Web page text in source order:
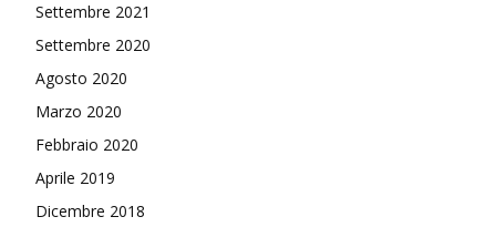
Settembre 2021
Settembre 2020
Agosto 2020
Marzo 2020
Febbraio 2020
Aprile 2019
Dicembre 2018